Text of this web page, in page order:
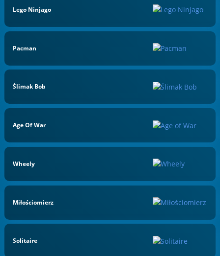
Lego Ninjago
Pacman
Ślimak Bob
Age Of War
Wheely
Miłościomierz
Solitaire